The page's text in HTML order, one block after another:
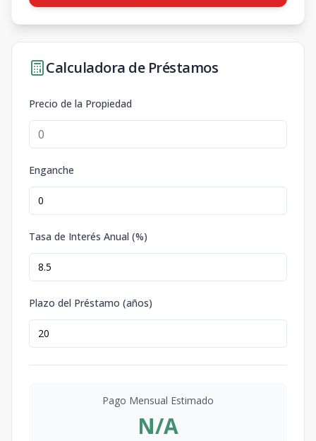
Calculadora de Préstamos
Precio de la Propiedad
Enganche
Tasa de Interés Anual (%)
Plazo del Préstamo (años)
Pago Mensual Estimado
N/A